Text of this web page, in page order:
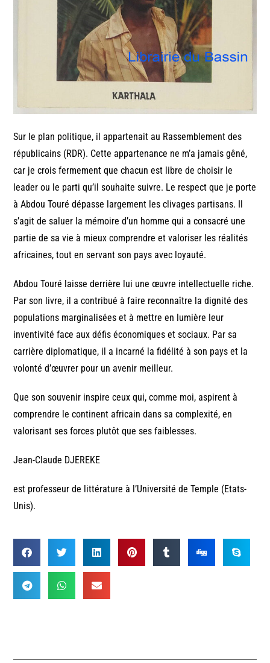
Sur le plan politique, il appartenait au Rassemblement des
républicains (RDR). Cette appartenance ne m’a jamais gêné,
car je crois fermement que chacun est libre de choisir le
leader ou le parti qu’il souhaite suivre. Le respect que je porte
à Abdou Touré dépasse largement les clivages partisans. Il
s’agit de saluer la mémoire d’un homme qui a consacré une
partie de sa vie à mieux comprendre et valoriser les réalités
africaines, tout en servant son pays avec loyauté.
Abdou Touré laisse derrière lui une œuvre intellectuelle riche.
Par son livre, il a contribué à faire reconnaître la dignité des
populations marginalisées et à mettre en lumière leur
inventivité face aux défis économiques et sociaux. Par sa
carrière diplomatique, il a incarné la fidélité à son pays et la
volonté d’œuvrer pour un avenir meilleur.
Que son souvenir inspire ceux qui, comme moi, aspirent à
comprendre le continent africain dans sa complexité, en
valorisant ses forces plutôt que ses faiblesses.
Jean-Claude DJEREKE
est professeur de littérature à l’Université de Temple (Etats-
Unis).